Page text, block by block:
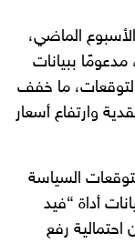
2% خلال الأسبوع الماضي،
ببيانات
ما خفف
وارتفاع أسعار
السياسة
أداة “فيد
رفع